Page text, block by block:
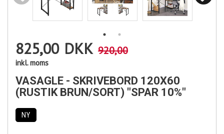
825,00 DKK 920,00
inkl. moms
VASAGLE - SKRIVEBORD 120X60
(RUSTIK BRUN/SORT) "SPAR 10%"
NY